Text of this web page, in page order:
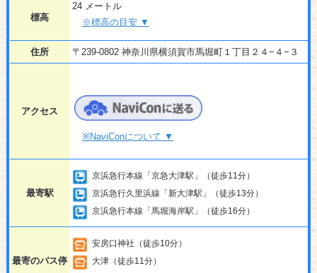
標高
24 メートル
※標高の目安 ▼
住所 〒239-0802 神奈川県横須賀市馬堀町１丁目２４−４−３
アクセス
※NaviConについて ▼
最寄駅
京浜急行本線「京急大津駅」（徒歩11分）
京浜急行久里浜線「新大津駅」（徒歩13分）
京浜急行本線「馬堀海岸駅」（徒歩16分）
最寄のバス停
安房口神社（徒歩10分）
大津（徒歩11分）